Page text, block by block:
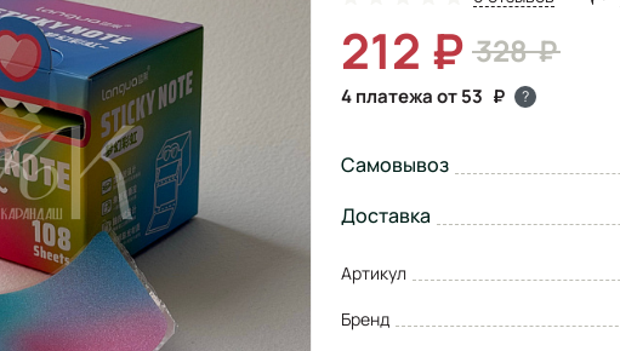
328
212
4 платежа от 53 ?
Самовывоз
Доставка
Артикул
Бренд